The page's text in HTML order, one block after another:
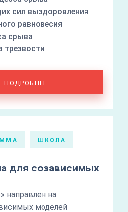
сил выздоровления
равновесия
срыва
трезвости
ПОДРОБНЕЕ
ШКОЛА
для созависимых
направлен на
моделей